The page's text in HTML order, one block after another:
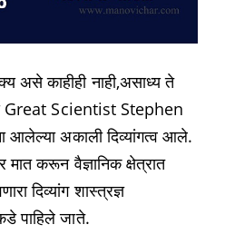
असे काहीही नाही,असाध्य ते
Great Scientist Stephen
आलेल्या अकाली दिव्यांगत्व आले.
मात करून वैज्ञानिक क्षेत्रात
दिव्यांग शास्त्रज्ञ
पाहिले जाते.